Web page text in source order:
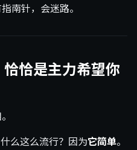
南针，会迷路。
恰是主力希望你
么这么流行？因为它简单。